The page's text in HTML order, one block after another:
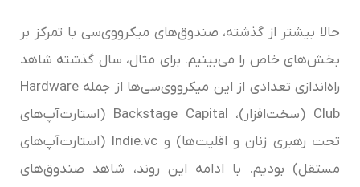
حالا بیشتر از گذشته، صندوق‌های میکرو‌وی‌سی با تمرکز بر
بخش‌های خاص را می‌بینیم. برای مثال، سال گذشته شاهد
راه‌اندازی تعدادی از این میکرو‌وی‌سی‌‌ها از جمله Hardware
Club (سخت‌افزار)، Backstage Capital (استارت‌آپ‌های
تحت رهبری زنان و اقلیت‌ها) و Indie.vc (استارت‌آپ‌های
مستقل) بودیم. با ادامه این روند، شاهد صندوق‌های